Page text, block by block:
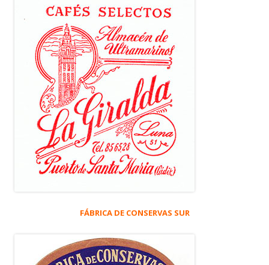
FÁBRICA DE CONSERVAS SUR